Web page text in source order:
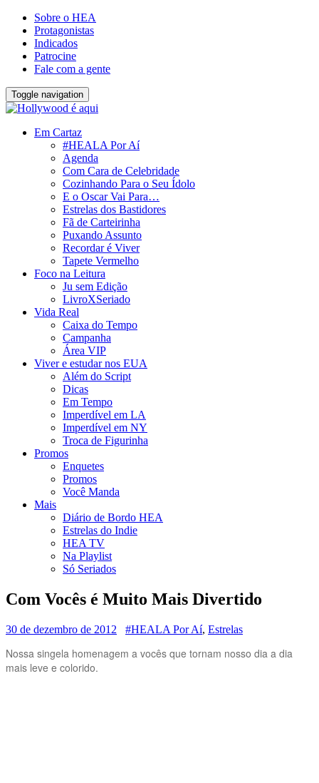
Sobre o HEA
Protagonistas
Indicados
Patrocine
Fale com a gente
Toggle navigation
Em Cartaz
#HEALA Por Aí
Agenda
Com Cara de Celebridade
Cozinhando Para o Seu Ídolo
E o Oscar Vai Para…
Estrelas dos Bastidores
Fã de Carteirinha
Puxando Assunto
Recordar é Viver
Tapete Vermelho
Foco na Leitura
Ju sem Edição
LivroXSeriado
Vida Real
Caixa do Tempo
Campanha
Área VIP
Viver e estudar nos EUA
Além do Script
Dicas
Em Tempo
Imperdível em LA
Imperdível em NY
Troca de Figurinha
Promos
Enquetes
Promos
Você Manda
Mais
Diário de Bordo HEA
Estrelas do Indie
HEA TV
Na Playlist
Só Seriados
Com Vocês é Muito Mais Divertido
30 de dezembro de 2012 #HEALA Por Aí, Estrelas
Nossa singela homenagem a vocês que tornam nosso dia a dia
mais leve e colorido.